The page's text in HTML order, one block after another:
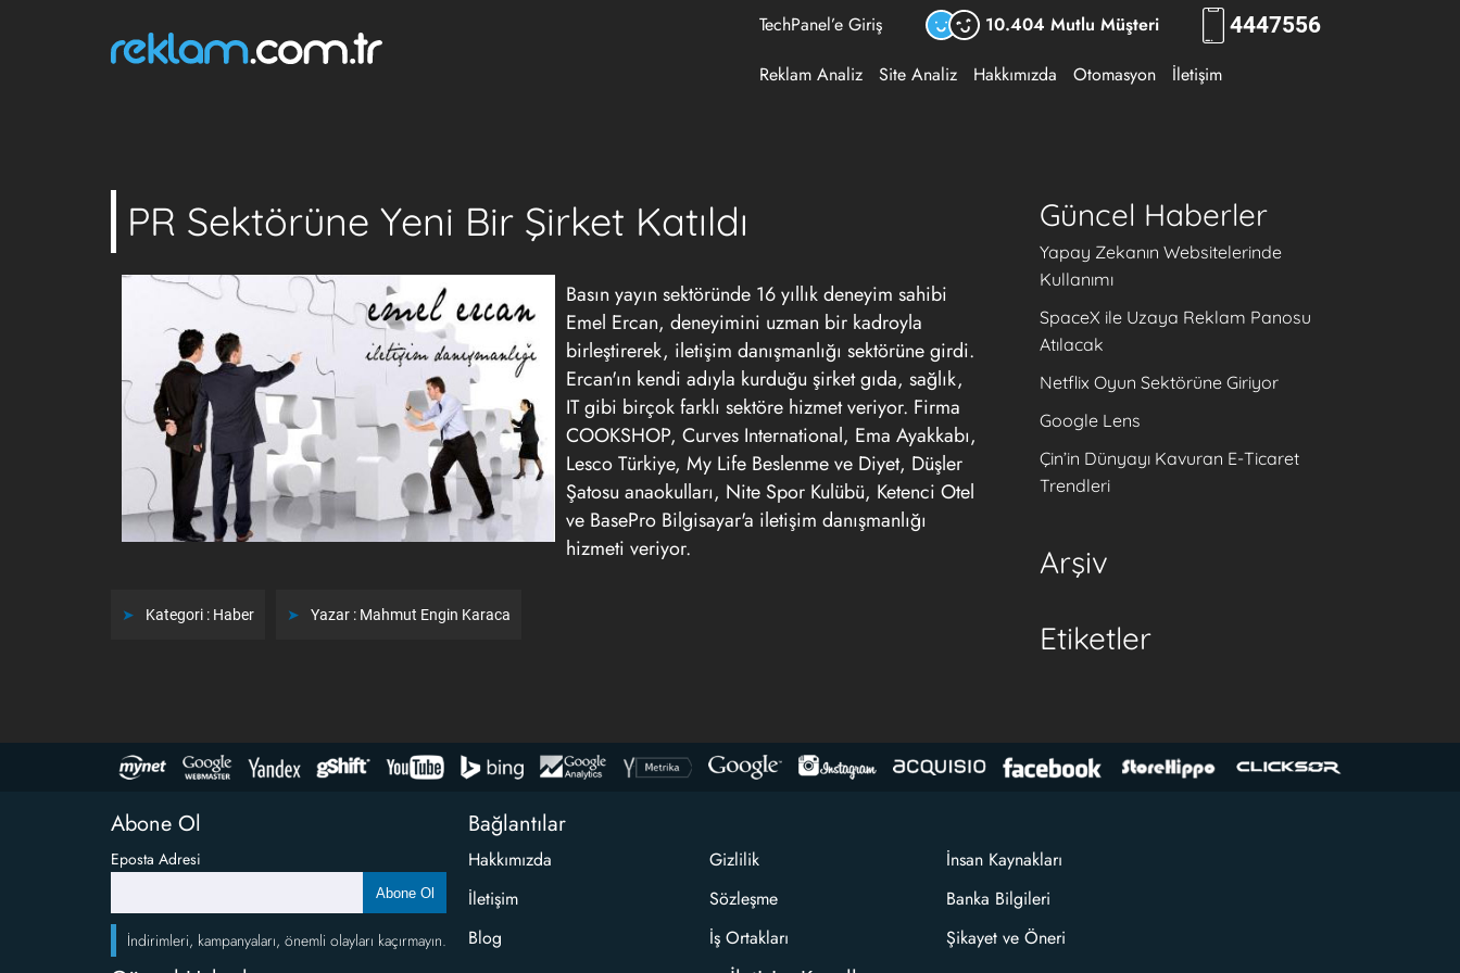
TechPanel’e Giriş 10.404 Mutlu Müşteri 4447556
Reklam Analiz Site Analiz Hakkımızda Otomasyon İletişim
PR Sektörüne Yeni Bir Şirket Katıldı
Basın yayın sektöründe 16 yıllık deneyim sahibi
Emel Ercan, deneyimini uzman bir kadroyla
birleştirerek, iletişim danışmanlığı sektörüne girdi.
Ercan'ın kendi adıyla kurduğu şirket gıda, sağlık,
IT gibi birçok farklı sektöre hizmet veriyor. Firma
COOKSHOP, Curves International, Ema Ayakkabı,
Lesco Türkiye, My Life Beslenme ve Diyet, Düşler
Şatosu anaokulları, Nite Spor Kulübü, Ketenci Otel
ve BasePro Bilgisayar'a iletişim danışmanlığı
hizmeti veriyor.
Kategori : Haber Yazar : Mahmut Engin Karaca
Güncel Haberler
Yapay Zekanın Websitelerinde
Kullanımı
SpaceX ile Uzaya Reklam Panosu
Atılacak
Netflix Oyun Sektörüne Giriyor
Google Lens
Çin’in Dünyayı Kavuran E-Ticaret
Trendleri
Arşiv
Etiketler
Abone Ol
Eposta Adresi
Abone Ol
İndirimleri, kampanyaları, önemli olayları kaçırmayın.
Bağlantılar
Hakkımızda
İletişim
Blog
Gizlilik
Sözleşme
İş Ortakları
İnsan Kaynakları
Banka Bilgileri
Şikayet ve Öneri